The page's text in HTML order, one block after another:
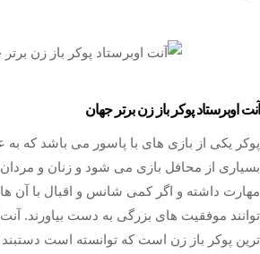
آنت اوبرستاد پوکر باز زن برتر جهان
پوکر یکی از بازی های با پاسور می باشد که به
بسیاری از محافل بازی می شود و زنان و مردان
مهارت داشته و اگر کمی شانس و اقبال با آن
توانند موفقیت های بزرگی به دست بیاورند.
ترین پوکر باز زن است که توانسته است دستبند